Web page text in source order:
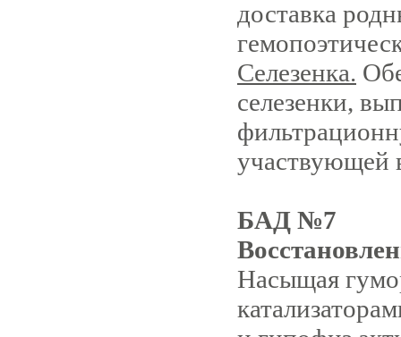
доставка
Селезенка.
селезенки,
участвующей
БАД №7
Насыщая